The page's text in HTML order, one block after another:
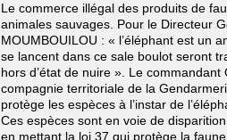
Le commerce illégal des produits de
animales sauvages. Pour le Directeur
MOUMBOUILOU : « l’éléphant est un
se lancent dans ce sale boulot seront
hors d’état de nuire ». Le
compagnie territoriale de la
protège les espèces à l’instar de
Ces espèces sont en voie de
en mettant la loi 37 qui protège la